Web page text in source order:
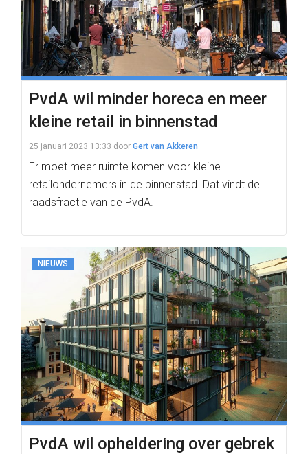
PvdA wil minder horeca en meer
kleine retail in binnenstad
25 januari 2023 13:33 door Gert van Akkeren
Er moet meer ruimte komen voor kleine
retailondernemers in de binnenstad. Dat vindt de
raadsfractie van de PvdA.
NIEUWS
PvdA wil opheldering over gebrek